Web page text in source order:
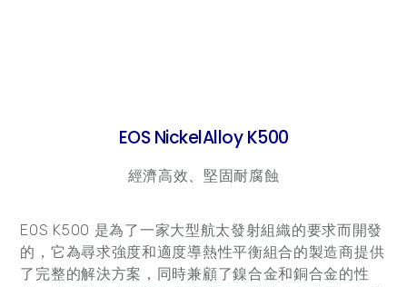
EOS NickelAlloy K500
經濟高效、堅固耐腐蝕
EOS K500 是為了一家大型航太發射組織的要求而開發
的，它為尋求強度和適度導熱性平衡組合的製造商提供
了完整的解決方案，同時兼顧了鎳合金和銅合金的性